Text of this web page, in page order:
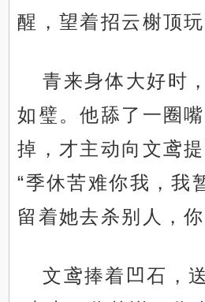
醒，望着招云榭顶玩
青来身体大好时
如璧。他舔了一圈
掉，才主动向文鸢
“季休苦难你我，我
留着她去杀别人，
文鸢捧着凹石，